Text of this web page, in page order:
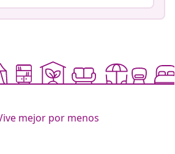
mejor por menos